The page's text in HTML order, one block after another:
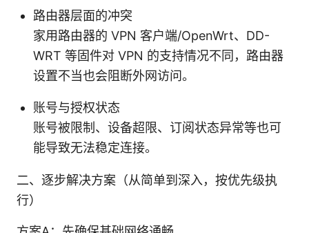
路由器层面的冲突
家用路由器的 VPN 客户端/OpenWrt、DD-
WRT 等固件对 VPN 的支持情况不同，路由器
设置不当也会阻断外网访问。
账号与授权状态
账号被限制、设备超限、订阅状态异常等也可
能导致无法稳定连接。
二、逐步解决方案（从简单到深入，按优先级执
行）